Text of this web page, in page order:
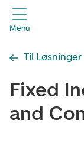
header.title
Menu
Til Løsninger
Fixed
and